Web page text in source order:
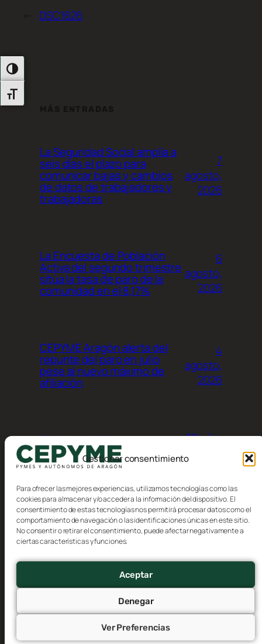
Gestionar consentimiento
Para ofrecer las mejores experiencias, utilizamos tecnologías como las
cookies para almacenar y/o acceder a la información del dispositivo. El
consentimiento de estas tecnologías nos permitirá procesar datos como el
comportamiento de navegación o las identificaciones únicas en este sitio.
No consentir o retirar el consentimiento, puede afectar negativamente a
ciertas características y funciones.
Aceptar
Denegar
Ver Preferencias
Alternar Alto Contraste
Alternar Tamaño De Letra
DSC1626
La Seguridad Social amplía a
seis días el plazo para
comunicar bajas y cambios
de datos de trabajadores y
trabajadoras
7
agosto,
2026
La Encuesta de Población
Activa del segundo trimestre
sitúa la tasa de paro de la
comunidad en el 8,17%
6
agosto,
2026
CEPYME Aragón alerta del
repunte del paro en julio
pese al nuevo máximo de
afiliación
4
agosto,
2026
Calendario del
contribuyente, Agosto 2026
30 julio,
Autores
Eventos
Diseñado con